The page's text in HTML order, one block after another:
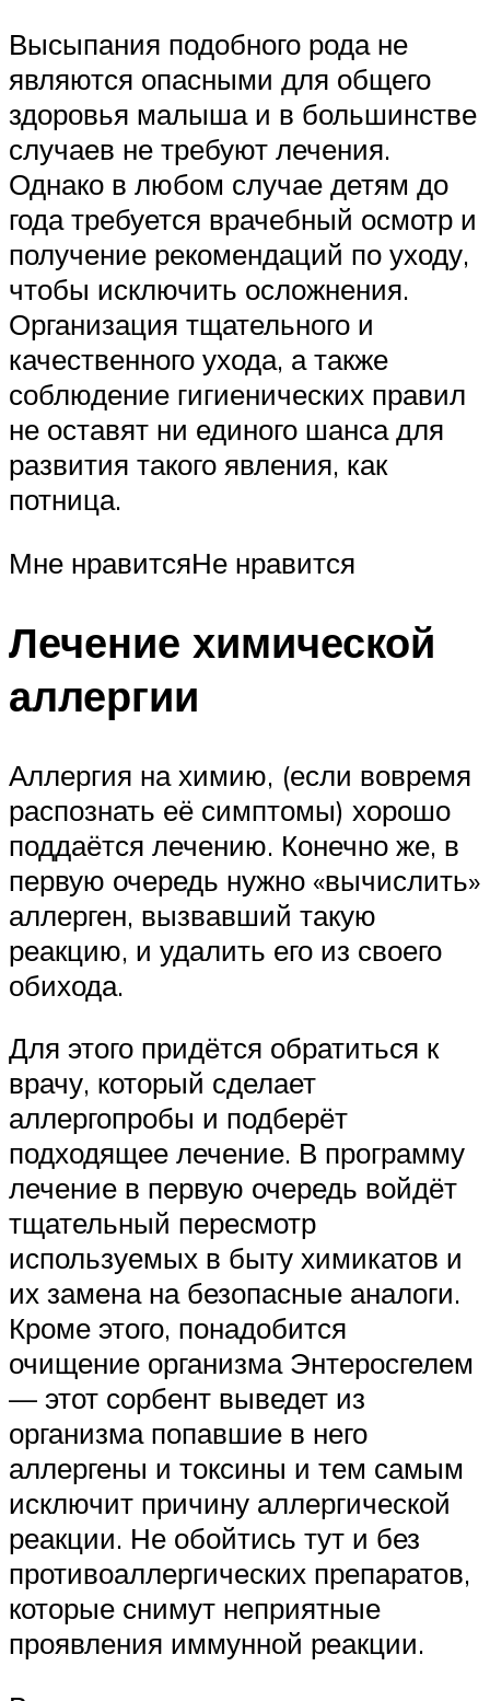
Высыпания подобного рода не
являются опасными для общего
здоровья малыша и в большинстве
случаев не требуют лечения.
Однако в любом случае детям до
года требуется врачебный осмотр и
получение рекомендаций по уходу,
чтобы исключить осложнения.
Организация тщательного и
качественного ухода, а также
соблюдение гигиенических правил
не оставят ни единого шанса для
развития такого явления, как
потница.
Мне нравитсяНе нравится
Лечение химической
аллергии
Аллергия на химию, (если вовремя
распознать её симптомы) хорошо
поддаётся лечению. Конечно же, в
первую очередь нужно «вычислить»
аллерген, вызвавший такую
реакцию, и удалить его из своего
обихода.
Для этого придётся обратиться к
врачу, который сделает
аллергопробы и подберёт
подходящее лечение. В программу
лечение в первую очередь войдёт
тщательный пересмотр
используемых в быту химикатов и
их замена на безопасные аналоги.
Кроме этого, понадобится
очищение организма Энтеросгелем
— этот сорбент выведет из
организма попавшие в него
аллергены и токсины и тем самым
исключит причину аллергической
реакции. Не обойтись тут и без
противоаллергических препаратов,
которые снимут неприятные
проявления иммунной реакции.